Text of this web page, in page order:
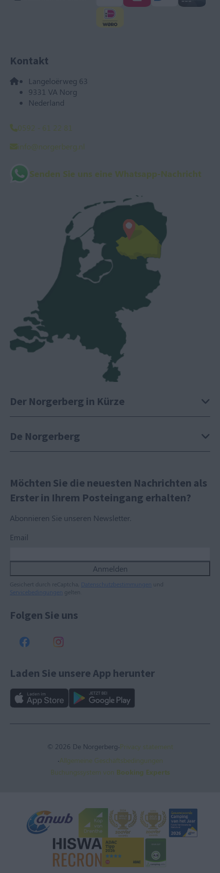
Kontakt
Langeloërweg 63
9331 VA Norg
Nederland
0592 - 61 22 81
info@norgerberg.nl
Senden Sie uns eine Whatsapp-Nachricht
Der Norgerberg in Kürze
De Norgerberg
Möchten Sie die neuesten Nachrichten als
Erster in Ihrem Posteingang erhalten?
Abonnieren Sie unseren Newsletter.
Email
Anmelden
Gesichert durch reCaptcha, Datenschutzbestimmungen und
Servicebedingungen gelten.
Folgen Sie uns
Laden Sie unsere App herunter
© 2026 De Norgerberg·Privacy statement
·Allgemeine Geschäftsbedingungen
Buchungssystem von Booking Experts